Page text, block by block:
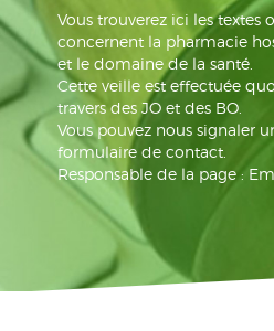
Vous trouverez ici les textes
concernent la pharmacie
et le domaine de la santé.
Cette veille est effectuée
travers des JO et des BO.
Vous pouvez nous signaler
formulaire de contact.
Responsable de la page :